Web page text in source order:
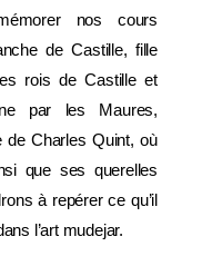
nos cours
de Castille, fille
rois de Castille et
par les Maures,
de Charles Quint, où
que ses querelles
à repérer ce qu’il
l’art mudejar.